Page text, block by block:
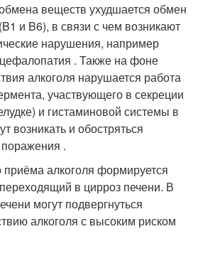
веществ ухудшается обмен
и B6), в связи с чем возникают
нарушения, например
. Также на фоне
алкоголя нарушается работа
участвующего в секреции
и гистаминовой системы в
возникать и обостряться
.
алкоголя формируется
переходящий в цирроз печени. В
могут подвергнуться
алкоголя с высоким риском